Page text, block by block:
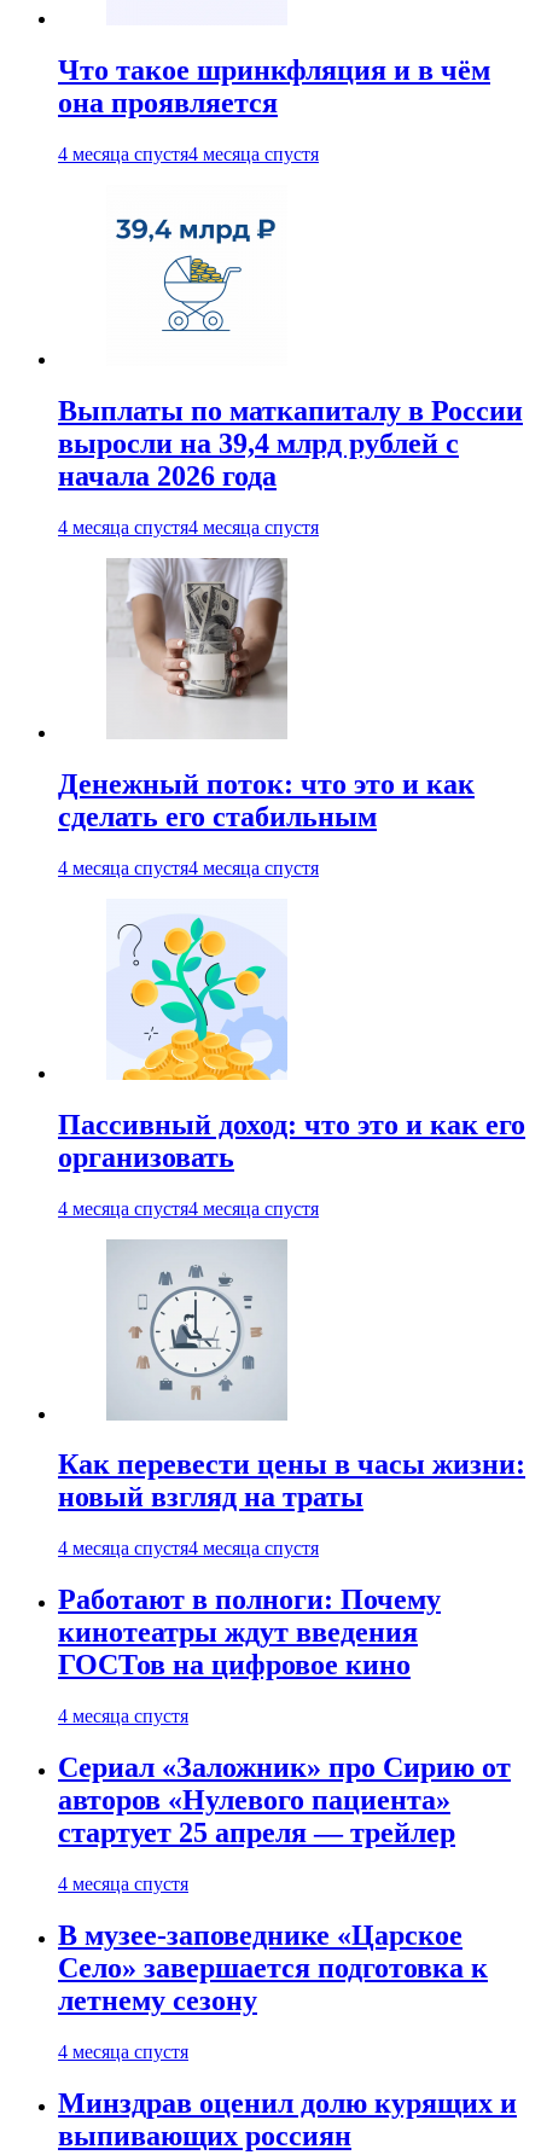
Что такое шринкфляция и в чём
она проявляется
4 месяца спустя4 месяца спустя
Выплаты по маткапиталу в России
выросли на 39,4 млрд рублей с
начала 2026 года
4 месяца спустя4 месяца спустя
Денежный поток: что это и как
сделать его стабильным
4 месяца спустя4 месяца спустя
Пассивный доход: что это и как его
организовать
4 месяца спустя4 месяца спустя
Как перевести цены в часы жизни:
новый взгляд на траты
4 месяца спустя4 месяца спустя
Работают в полноги: Почему
кинотеатры ждут введения
ГОСТов на цифровое кино
4 месяца спустя
Сериал «Заложник» про Сирию от
авторов «Нулевого пациента»
стартует 25 апреля — трейлер
4 месяца спустя
В музее-заповеднике «Царское
Село» завершается подготовка к
летнему сезону
4 месяца спустя
Минздрав оценил долю курящих и
выпивающих россиян